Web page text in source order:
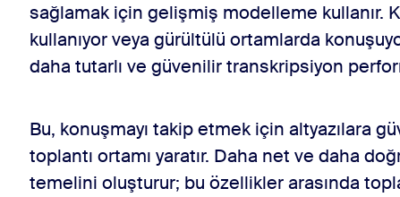
sağlamak için gelişmiş modelleme kullanır.
kullanıyor veya gürültülü ortamlarda
daha tutarlı ve güvenilir transkripsiyon
Bu, konuşmayı takip etmek için altyazılara
toplantı ortamı yaratır. Daha net ve daha
temelini oluşturur; bu özellikler arasında